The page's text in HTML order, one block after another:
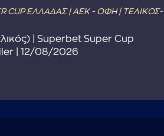
CUP ΕΛΛΑΔΑΣ | ΑΕΚ - ΟΦΗ | ΤΕΛΙΚΟΣ-
| Superbet Super Cup
| 12/08/2026